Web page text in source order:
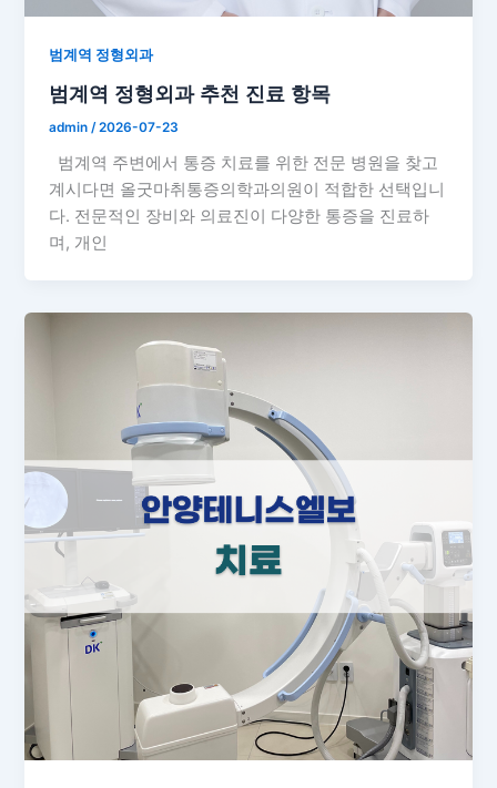
범계역 정형외과
범계역 정형외과 추천 진료 항목
admin /2026-07-23
범계역 주변에서 통증 치료를 위한 전문 병원을 찾고
계시다면 올굿마취통증의학과의원이 적합한 선택입니
다. 전문적인 장비와 의료진이 다양한 통증을 진료하
며, 개인